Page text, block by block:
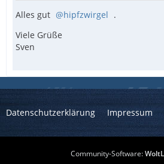
Alles gut hipfzwirgel .
Viele Grüße
Sven
Datenschutzerklärung Impressum
Community-Software: